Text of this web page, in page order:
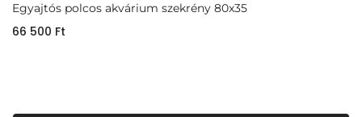
Egyajtós polcos akvárium szekrény 80x35
66 500 Ft